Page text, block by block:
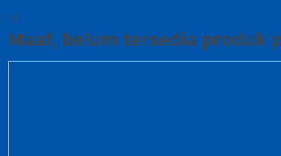
Maaf, belum tersedia produk